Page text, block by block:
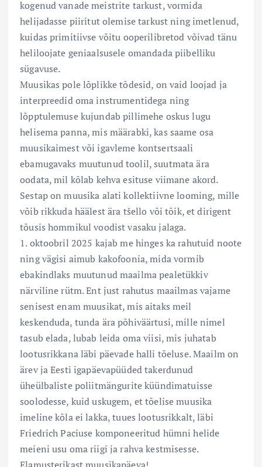
kogenud vanade meistrite tarkust, vormida
helijadasse piiritut olemise tarkust ning imetlenud,
kuidas primitiivse võitu ooperilibretod võivad tänu
heliloojate geniaalsusele omandada piibelliku
sügavuse.
Muusikas pole lõplikke tõdesid, on vaid loojad ja
interpreedid oma instrumentidega ning
lõpptulemuse kujundab pillimehe oskus lugu
helisema panna, mis määrabki, kas saame osa
muusikaimest või igavleme kontsertsaali
ebamugavaks muutunud toolil, suutmata ära
oodata, mil kõlab kehva esituse viimane akord.
Sestap on muusika alati kollektiivne looming, mille
võib rikkuda häälest ära tšello või tõik, et dirigent
tõusis hommikul voodist vasaku jalaga.
1. oktoobril 2025 kajab me hinges ka rahutuid noote
ning vägisi aimub kakofoonia, mida vormib
ebakindlaks muutunud maailma pealetükkiv
närviline rütm. Ent just rahutus maailmas vajame
senisest enam muusikat, mis aitaks meil
keskenduda, tunda ära põhiväärtusi, mille nimel
tasub elada, lubab leida oma viisi, mis juhatab
lootusrikkana läbi päevade halli tõeluse. Maailm on
ärev ja Eesti igapäevapüüded takerdunud
üheülbaliste poliitmängurite küündimatuisse
soolodesse, kuid uskugem, et tõelise muusika
imeline kõla ei lakka, tuues lootusrikkalt, läbi
Friedrich Paciuse komponeeritud hümni helide
meieni usu oma riigi ja rahva kestmisesse.